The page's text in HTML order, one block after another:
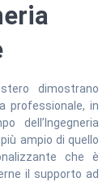
dimostrano
professionale, in
dell’Ingegneria
ampio di quello
che è
il supporto ad